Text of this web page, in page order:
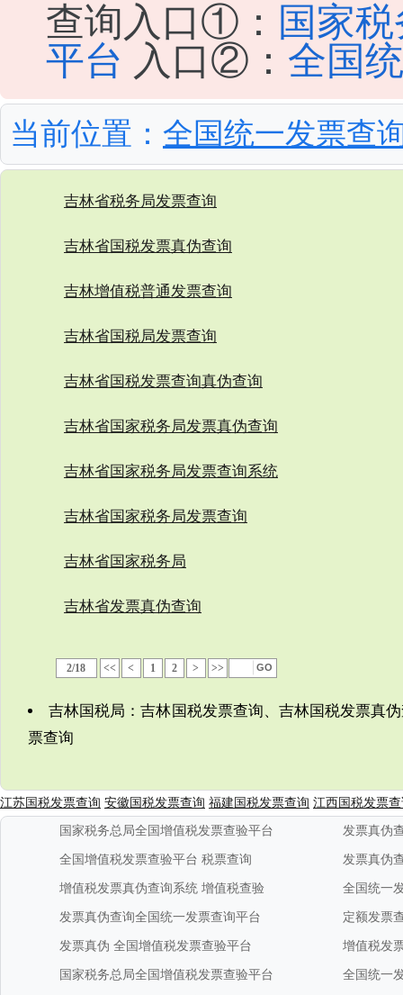
查询入口①： 国家
平台 入口②： 全国
当前位置： 全国统一发票查
吉林省税务局发票查询
吉林省国税发票真伪查询
吉林增值税普通发票查询
吉林省国税局发票查询
吉林省国税发票查询真伪查询
吉林省国家税务局发票真伪查询
吉林省国家税务局发票查询系统
吉林省国家税务局发票查询
吉林省国家税务局
吉林省发票真伪查询
2/18 << < 1 2 > >>
吉林国税局：吉林国税发票查询、吉林国税发票真
票查询
江苏国税发票查询 安徽国税发票查询 福建国税发票查询 江西国税发票
国家税务总局全国增值税发票查验平台 发票真伪
全国增值税发票查验平台 税票查询 发票真伪
增值税发票真伪查询系统 增值税查验 全国统一
发票真伪查询全国统一发票查询平台 定额发票
发票真伪 全国增值税发票查验平台 增值税发
国家税务总局全国增值税发票查验平台 全国统一